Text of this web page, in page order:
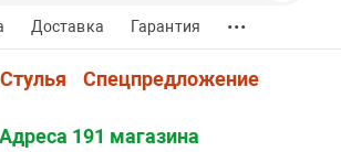
Доставка Гарантия ...
Стулья Спецпредложение
Адреса 191 магазина